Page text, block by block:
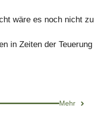
wäre es noch nicht zu
in Zeiten der Teuerung
Mehr